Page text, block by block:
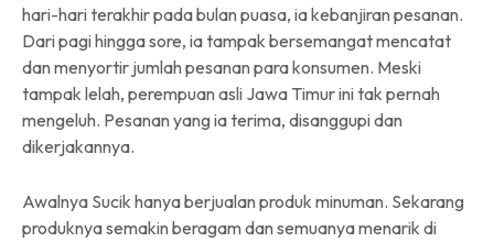
hari-hari terakhir pada bulan puasa, ia kebanjiran pesanan.
Dari pagi hingga sore, ia tampak bersemangat mencatat
dan menyortir jumlah pesanan para konsumen. Meski
tampak lelah, perempuan asli Jawa Timur ini tak pernah
mengeluh. Pesanan yang ia terima, disanggupi dan
dikerjakannya.
Awalnya Sucik hanya berjualan produk minuman. Sekarang
produknya semakin beragam dan semuanya menarik di